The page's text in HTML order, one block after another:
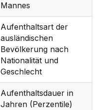
Mannes
Aufenthaltsart der
ausländischen
Bevölkerung nach
Nationalität und
Geschlecht
Aufenthaltsdauer in
Jahren (Perzentile)